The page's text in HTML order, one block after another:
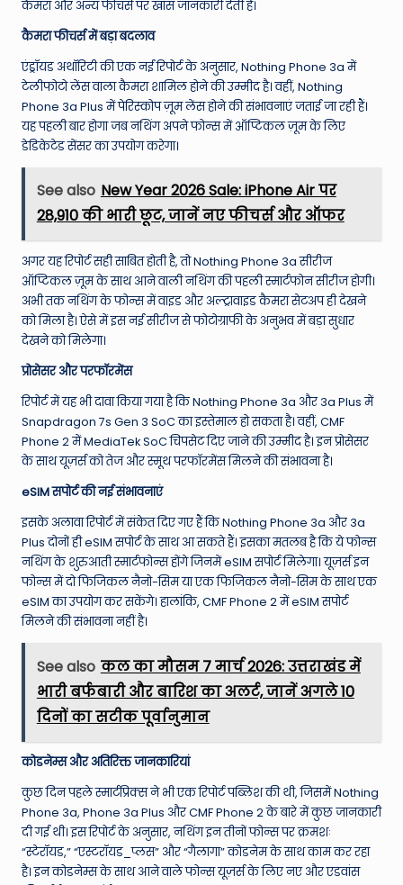
h
e
W
o
rl
कैमरा और अन्य फीचर्स पर खास जानकारी देती हैं।
कैमरा फीचर्स में बड़ा बदलाव
एंड्रॉयड अथॉरिटी की एक नई रिपोर्ट के अनुसार, Nothing Phone 3a में
टेलीफोटो लेंस वाला कैमरा शामिल होने की उम्मीद है। वहीं, Nothing
Phone 3a Plus में पेरिस्कोप ज़ूम लेंस होने की संभावनाएं जताई जा रही हैं।
यह पहली बार होगा जब नथिंग अपने फोन्स में ऑप्टिकल ज़ूम के लिए
डेडिकेटेड सेंसर का उपयोग करेगा।
See also New Year 2026 Sale: iPhone Air पर
₹28,910 की भारी छूट, जानें नए फीचर्स और ऑफर
अगर यह रिपोर्ट सही साबित होती है, तो Nothing Phone 3a सीरीज
ऑप्टिकल ज़ूम के साथ आने वाली नथिंग की पहली स्मार्टफोन सीरीज होगी।
अभी तक नथिंग के फोन्स में वाइड और अल्ट्रावाइड कैमरा सेटअप ही देखने
को मिला है। ऐसे में इस नई सीरीज से फोटोग्राफी के अनुभव में बड़ा सुधार
देखने को मिलेगा।
प्रोसेसर और परफॉरमेंस
रिपोर्ट में यह भी दावा किया गया है कि Nothing Phone 3a और 3a Plus में
Snapdragon 7s Gen 3 SoC का इस्तेमाल हो सकता है। वहीं, CMF
Phone 2 में MediaTek SoC चिपसेट दिए जाने की उम्मीद है। इन प्रोसेसर
के साथ यूज़र्स को तेज और स्मूथ परफॉरमेंस मिलने की संभावना है।
eSIM सपोर्ट की नई संभावनाएं
इसके अलावा रिपोर्ट में संकेत दिए गए हैं कि Nothing Phone 3a और 3a
Plus दोनों ही eSIM सपोर्ट के साथ आ सकते हैं। इसका मतलब है कि ये फोन्स
नथिंग के शुरुआती स्मार्टफोन्स होंगे जिनमें eSIM सपोर्ट मिलेगा। यूज़र्स इन
फोन्स में दो फिजिकल नैनो-सिम या एक फिजिकल नैनो-सिम के साथ एक
eSIM का उपयोग कर सकेंगे। हालांकि, CMF Phone 2 में eSIM सपोर्ट
मिलने की संभावना नहीं है।
See also कल का मौसम 7 मार्च 2026: उत्तराखंड में
भारी बर्फबारी और बारिश का अलर्ट, जानें अगले 10
दिनों का सटीक पूर्वानुमान
कोडनेम्स और अतिरिक्त जानकारियां
कुछ दिन पहले स्मार्टप्रिक्स ने भी एक रिपोर्ट पब्लिश की थी, जिसमें Nothing
Phone 3a, Phone 3a Plus और CMF Phone 2 के बारे में कुछ जानकारी
दी गई थी। इस रिपोर्ट के अनुसार, नथिंग इन तीनों फोन्स पर क्रमशः
“स्टेरॉयड,” “एस्टरॉयड_प्लस” और “गैलागा” कोडनेम के साथ काम कर रहा
है। इन कोडनेम्स के साथ आने वाले फोन्स यूज़र्स के लिए नए और एडवांस